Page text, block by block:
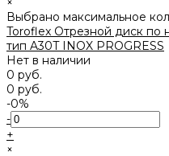
Выбрано максимальное
Toroflex Отрезной диск по
тип A30T INOX PROGRESS
Нет в наличии
0 руб.
0 руб.
-0%
-
+
×